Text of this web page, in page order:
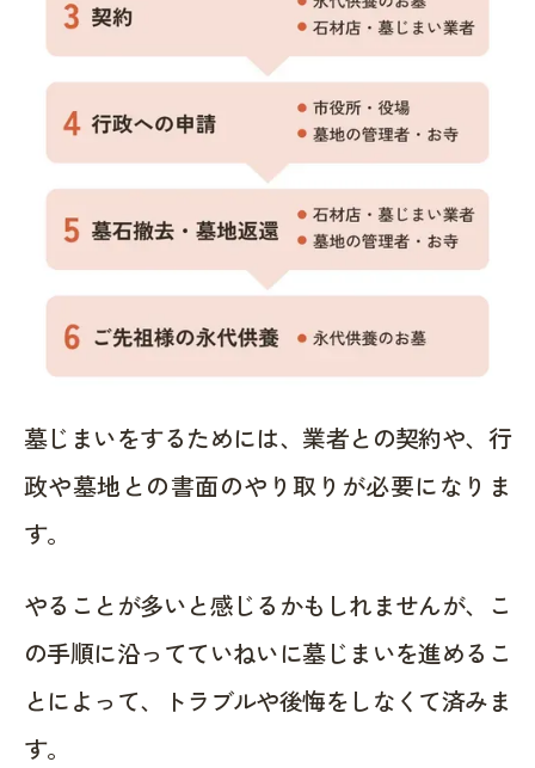
墓じまいをするためには、業者との契約や、行
政や墓地との書面のやり取りが必要になりま
す。
やることが多いと感じるかもしれませんが、こ
の手順に沿ってていねいに墓じまいを進めるこ
とによって、トラブルや後悔をしなくて済みま
す。